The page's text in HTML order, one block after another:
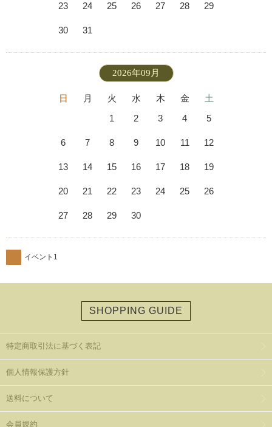
23 24 25 26 27 28 29
30 31
2026年09月
日 月 火 水 木 金
土
1
2 3 4 5
6 7 8 9 10 11 12
13 14 15 16 17 18 19
20 21 22 23 24 25 26
27 28 29 30
イベント1
SHOPPING GUIDE
特定商取引法に基づく表記
個人情報保護方針
送料について
会員規約